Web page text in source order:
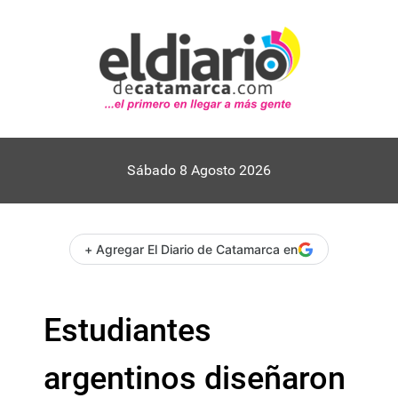
Sábado 8 Agosto 2026
+ Agregar El Diario de Catamarca en
Estudiantes
argentinos diseñaron